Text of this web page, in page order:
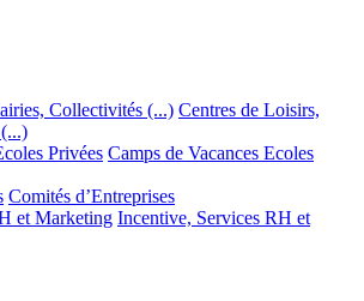
Collectivités (...) Centres de Loisirs,
Privées Camps de Vacances Ecoles
Comités d’Entreprises
et Marketing Incentive, Services RH et